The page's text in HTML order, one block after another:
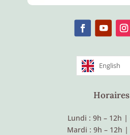
English
Horaires
Lundi : 9h – 12h |
Mardi : 9h – 12h |